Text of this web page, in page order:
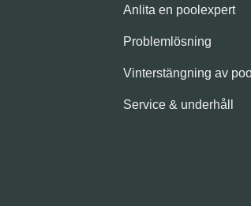
Anlita en poolexpert
Problemlösning
Vinterstängning av
Service & underhåll